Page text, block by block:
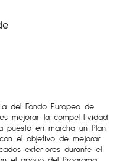
del Fondo Europeo de
mejorar la competitividad
puesto en marcha un Plan
el objetivo de mejorar
exteriores durante el